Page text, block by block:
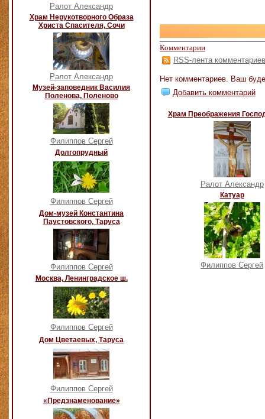
Ралот Александр
Храм Нерукотворного Образа
Христа Спасителя, Сочи
Ралот Александр
Музей-заповедник Василия
Поленова, Поленово
Филиппов Сергей
Долгопрудный
Филиппов Сергей
Дом-музей Константина
Паустовского, Таруса
Филиппов Сергей
Москва, Ленинградское ш.
Филиппов Сергей
Дом Цветаевых, Таруса
Филиппов Сергей
«Предзнаменование»
Комментарии
RSS-лента комментариев
Нет комментариев. Ваш
Добавить комментарий
Храм Преображения
Ралот Александр
Катуар
Филиппов Сергей